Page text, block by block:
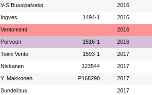
V-S Bussipalvelut 2016
Ingves 1494-1 2016
Ventoniemi 2016
Porvoon 1516-1 2016
Toimi Vento 1593-1 2017
Niskanen 123544 2017
Y. Makkonen P168290 2017
Sundellbus 2017